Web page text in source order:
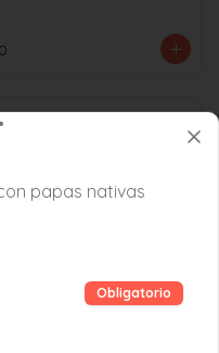
papas nativas
Obligatorio